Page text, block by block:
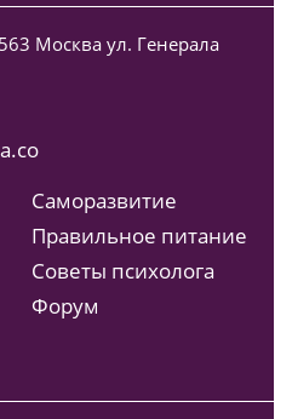
Москва ул. Генерала
Саморазвитие
Правильное питание
Советы психолога
Форум